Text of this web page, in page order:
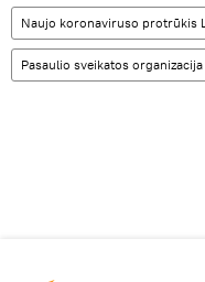
Naujo koronaviruso protrūkis
Pasaulio sveikatos